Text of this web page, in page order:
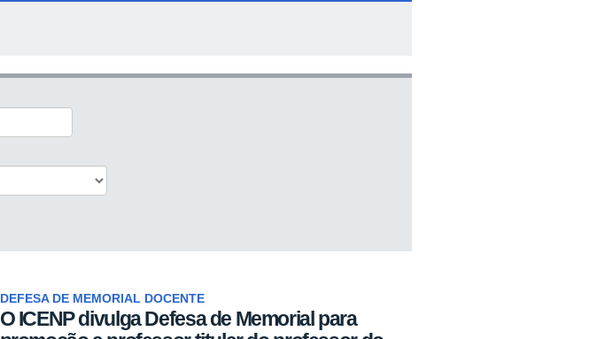
DEFESA DE MEMORIAL DOCENTE
O ICENP divulga Defesa de Memorial para